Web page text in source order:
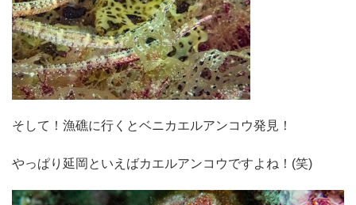
そして！漁礁に行くとベニカエルアンコウ発見！
やっぱり延岡といえばカエルアンコウですよね！(笑)